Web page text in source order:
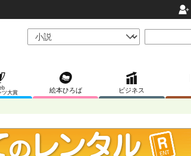
ツ大賞
絵本ひろば ビジネス